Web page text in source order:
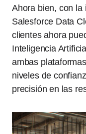
Ahora bien, con la
Salesforce Data
clientes ahora
Inteligencia
ambas
niveles de
precisión en las